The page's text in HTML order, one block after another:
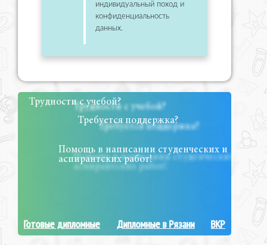
индивидуальный поход и
конфиденциальность
данных.
Трудности с учебой?
Требуется поддержка?
Помощь в написании студенческих и
аспирантских работ!
Готовые дипломные Дипломные в Рязани ВКР